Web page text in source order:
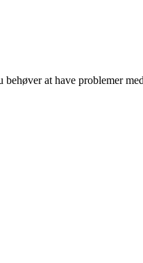
behøver at have problemer